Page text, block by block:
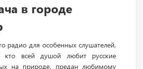
в городе
радио для особенных слушателей,
всей душой любит русские
на природе, предан любимому